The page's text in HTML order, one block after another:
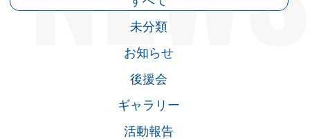
未分類
お知らせ
後援会
ギャラリー
活動報告